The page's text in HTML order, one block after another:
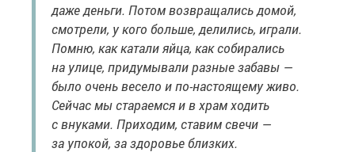
даже деньги. Потом возвращались домой,
смотрели, у кого больше, делились, играли.
Помню, как катали яйца, как собирались
на улице, придумывали разные забавы —
было очень весело и по-настоящему живо.
Сейчас мы стараемся и в храм ходить
с внуками. Приходим, ставим свечи —
за упокой, за здоровье близких.